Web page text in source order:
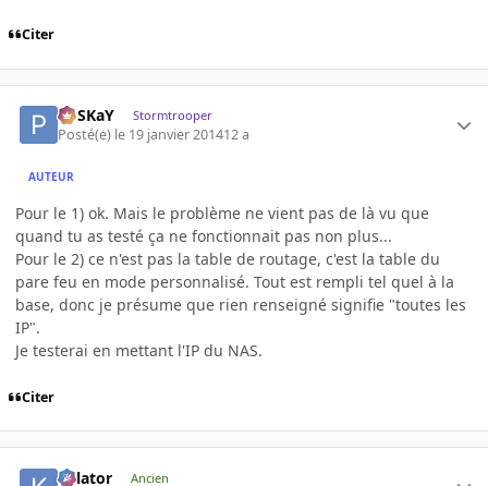
Citer
PoSKaY Stormtrooper
Posté(e) le 19 janvier 201412 a
AUTEUR
Pour le 1) ok. Mais le problème ne vient pas de là vu que
quand tu as testé ça ne fonctionnait pas non plus...
Pour le 2) ce n'est pas la table de routage, c'est la table du
pare feu en mode personnalisé. Tout est rempli tel quel à la
base, donc je présume que rien renseigné signifie "toutes les
IP".
Je testerai en mettant l'IP du NAS.
Citer
Killator Ancien